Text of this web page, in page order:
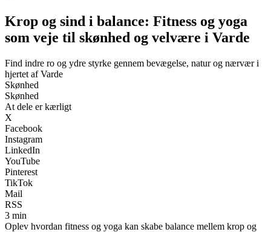
Krop og sind i balance: Fitness og yoga
som veje til skønhed og velvære i Varde
Find indre ro og ydre styrke gennem bevægelse, natur og nærvær i
hjertet af Varde
Skønhed
Skønhed
At dele er kærligt
X
Facebook
Instagram
LinkedIn
YouTube
Pinterest
TikTok
Mail
RSS
3 min
Oplev hvordan fitness og yoga kan skabe balance mellem krop og